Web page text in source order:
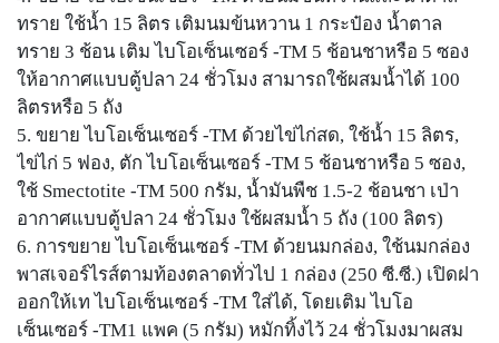
ทราย ใช้น้ำ 15 ลิตร เติมนมข้นหวาน 1 กระป๋อง น้ำตาล
ทราย 3 ช้อน เติม ไบโอเซ็นเซอร์ -TM 5 ช้อนชาหรือ 5 ซอง
ให้อากาศแบบตู้ปลา 24 ชั่วโมง สามารถใช้ผสมน้ำได้ 100
ลิตรหรือ 5 ถัง
5. ขยาย ไบโอเซ็นเซอร์ -TM ด้วยไข่ไก่สด, ใช้น้ำ 15 ลิตร,
ไข่ไก่ 5 ฟอง, ตัก ไบโอเซ็นเซอร์ -TM 5 ช้อนชาหรือ 5 ซอง,
ใช้ Smectotite -TM 500 กรัม, น้ำมันพืช 1.5-2 ช้อนชา เป่า
อากาศแบบตู้ปลา 24 ชั่วโมง ใช้ผสมน้ำ 5 ถัง (100 ลิตร)
6. การขยาย ไบโอเซ็นเซอร์ -TM ด้วยนมกล่อง, ใช้นมกล่อง
พาสเจอร์ไรส์ตามท้องตลาดทั่วไป 1 กล่อง (250 ซี.ซี.) เปิดฝา
ออกให้เท ไบโอเซ็นเซอร์ -TM ใส่ได้, โดยเติม ไบโอ
เซ็นเซอร์ -TM1 แพค (5 กรัม) หมักทิ้งไว้ 24 ชั่วโมงมาผสม